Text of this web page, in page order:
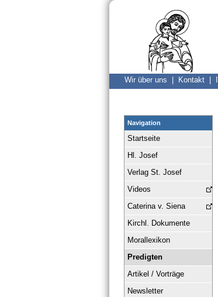
Wir über uns | Kontakt |
Navigation
Startseite
Hl. Josef
Verlag St. Josef
Videos
Caterina v. Siena
Kirchl. Dokumente
Morallexikon
Predigten
Artikel / Vorträge
Newsletter